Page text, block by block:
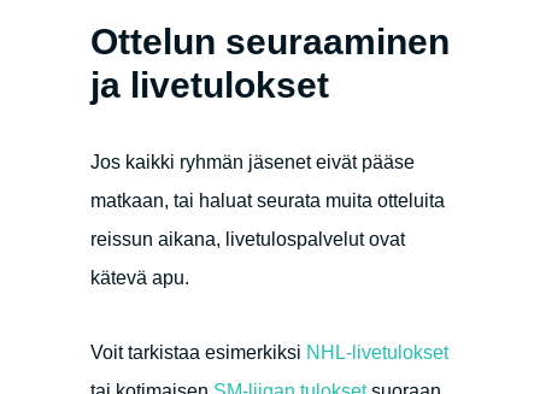
Ottelun seuraaminen
ja livetulokset
Jos kaikki ryhmän jäsenet eivät pääse
matkaan, tai haluat seurata muita otteluita
reissun aikana, livetulospalvelut ovat
kätevä apu.
Voit tarkistaa esimerkiksi NHL-livetulokset